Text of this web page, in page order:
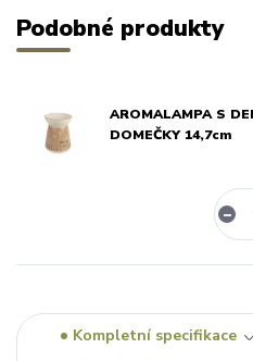
Podobné produkty
AROMALAMPA S
DOMEČKY 14,7cm
Kompletní specifikace